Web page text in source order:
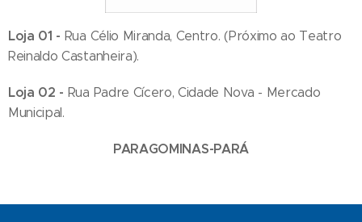
Loja 01 - Rua Célio Miranda, Centro. (Próximo ao Teatro
Reinaldo Castanheira).
Loja 02 - Rua Padre Cícero, Cidade Nova - Mercado
Municipal.
PARAGOMINAS-PARÁ